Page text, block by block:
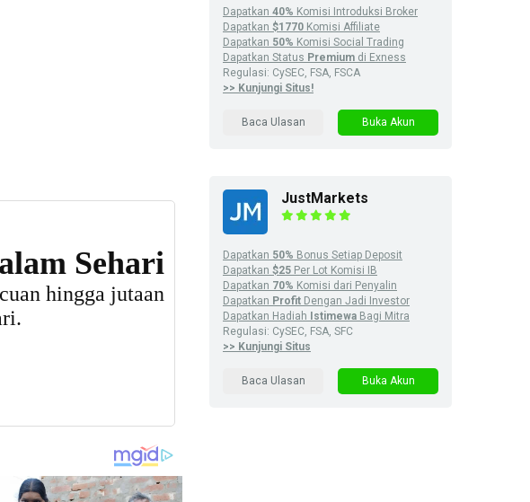
Dapatkan 40% Komisi Introduksi Broker
Dapatkan $1770 Komisi Affiliate
Dapatkan 50% Komisi Social Trading
Dapatkan Status Premium di Exness
Regulasi: CySEC, FSA, FSCA
>> Kunjungi Situs!
Baca Ulasan Buka Akun
JustMarkets
Dapatkan 50% Bonus Setiap Deposit
Dapatkan $25 Per Lot Komisi IB
Dapatkan 70% Komisi dari Penyalin
Dapatkan Profit Dengan Jadi Investor
Dapatkan Hadiah Istimewa Bagi Mitra
Regulasi: CySEC, FSA, SFC
>> Kunjungi Situs
Baca Ulasan Buka Akun